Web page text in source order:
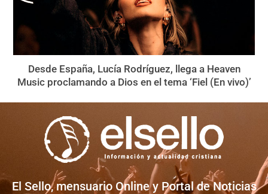
Desde España, Lucía Rodríguez, llega a Heaven
Music proclamando a Dios en el tema ‘Fiel (En vivo)’
El Sello, mensuario Online y Portal de Noticias